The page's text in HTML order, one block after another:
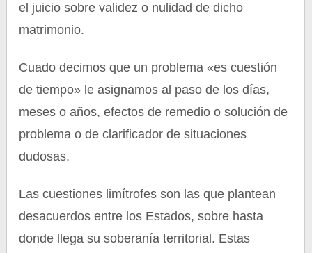
el juicio sobre validez o nulidad de dicho
matrimonio.
Cuado decimos que un problema «es cuestión
de tiempo» le asignamos al paso de los días,
meses o años, efectos de remedio o solución de
problema o de clarificador de situaciones
dudosas.
Las cuestiones limítrofes son las que plantean
desacuerdos entre los Estados, sobre hasta
donde llega su soberanía territorial. Estas